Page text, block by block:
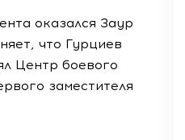
оказался Заур
что Гурциев
Центр боевого
заместителя